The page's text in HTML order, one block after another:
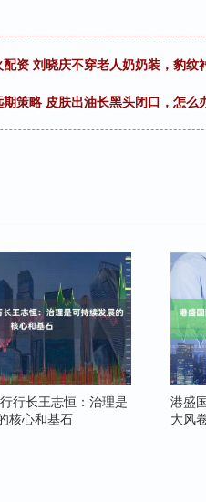
配资 刘晓庆不穿老人奶奶装，豹
期策略 皮肤出油长黑头闭口，怎么
行长王志恒：治理是
核心和基石
港盛
大风